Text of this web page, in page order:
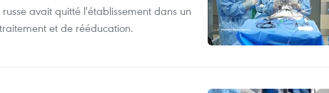
avait quitté l'établissement dans un
et de rééducation.